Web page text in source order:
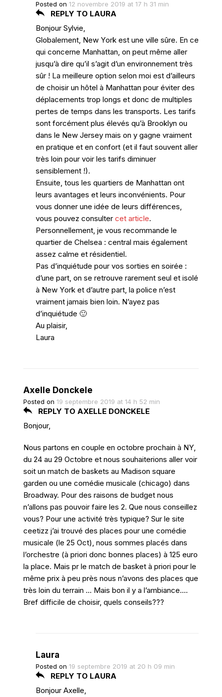
Posted on 12 novembre 2019 at 17 h 31 min
REPLY TO LAURA
Bonjour Sylvie,
Globalement, New York est une ville sûre. En ce
qui concerne Manhattan, on peut même aller
jusqu’à dire qu’il s’agit d’un environnement très
sûr ! La meilleure option selon moi est d’ailleurs
de choisir un hôtel à Manhattan pour éviter des
déplacements trop longs et donc de multiples
pertes de temps dans les transports. Les tarifs
sont forcément plus élevés qu’à Brooklyn ou
dans le New Jersey mais on y gagne vraiment
en pratique et en confort (et il faut souvent aller
très loin pour voir les tarifs diminuer
sensiblement !).
Ensuite, tous les quartiers de Manhattan ont
leurs avantages et leurs inconvénients. Pour
vous donner une idée de leurs différences,
vous pouvez consulter cet article.
Personnellement, je vous recommande le
quartier de Chelsea : central mais également
assez calme et résidentiel.
Pas d’inquiétude pour vos sorties en soirée :
d’une part, on se retrouve rarement seul et isolé
à New York et d’autre part, la police n’est
vraiment jamais bien loin. N’ayez pas
d’inquiétude 🙂
Au plaisir,
Laura
Axelle Donckele
Posted on 19 septembre 2019 at 14 h 52 min
REPLY TO AXELLE DONCKELE
Bonjour,
Nous partons en couple en octobre prochain à NY,
du 24 au 29 Octobre et nous souhaiterions aller voir
soit un match de baskets au Madison square
garden ou une comédie musicale (chicago) dans
Broadway. Pour des raisons de budget nous
n’allons pas pouvoir faire les 2. Que nous conseillez
vous? Pour une activité très typique? Sur le site
ceetizz j’ai trouvé des places pour une comédie
musicale (le 25 Oct), nous sommes placés dans
l’orchestre (à priori donc bonnes places) à 125 euro
la place. Mais pr le match de basket à priori pour le
même prix à peu près nous n’avons des places que
très loin du terrain … Mais bon il y a l’ambiance….
Bref difficile de choisir, quels conseils???
Laura
Posted on 19 septembre 2019 at 20 h 09 min
REPLY TO LAURA
Bonjour Axelle,